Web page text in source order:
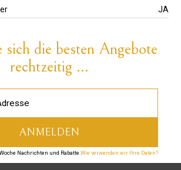
JA
sich die besten Angebote
rechtzeitig ...
Nachrichten und Rabatte.Wie verwenden wir Ihre Daten?